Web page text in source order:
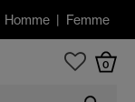
Homme| Femme
0